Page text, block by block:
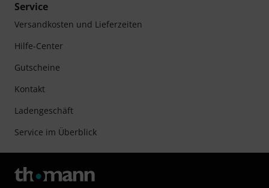
Service
Versandkosten und Lieferzeiten
Hilfe-Center
Gutscheine
Kontakt
Ladengeschäft
Service im Überblick